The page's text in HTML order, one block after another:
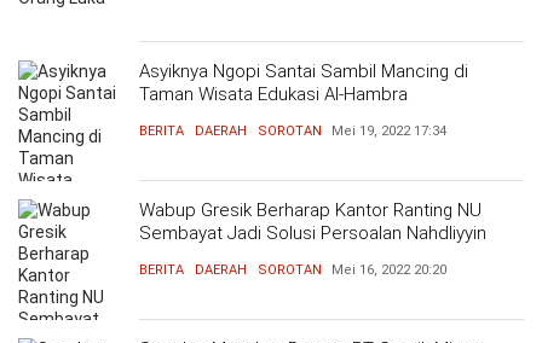
Asyiknya Ngopi Santai Sambil Mancing di
Taman Wisata Edukasi Al-Hambra
BERITA DAERAH SOROTAN Mei 19, 2022 17:34
Wabup Gresik Berharap Kantor Ranting NU
Sembayat Jadi Solusi Persoalan Nahdliyyin
BERITA DAERAH SOROTAN Mei 16, 2022 20:20